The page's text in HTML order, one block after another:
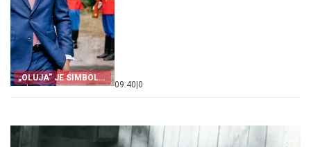
„OLUJA” JE SIMBOL
PROGONA
09:40 0